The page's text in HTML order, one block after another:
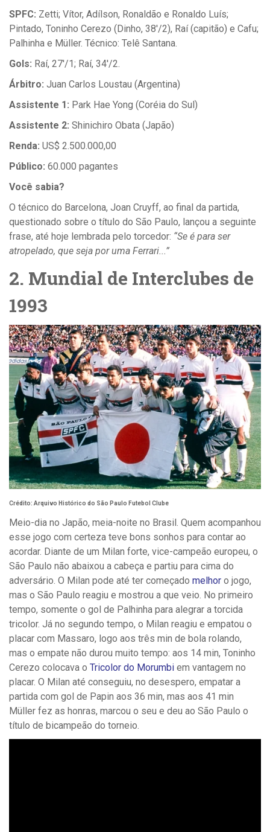
SPFC: Zetti; Vítor, Adílson, Ronaldão e Ronaldo Luís;
Pintado, Toninho Cerezo (Dinho, 38'/2), Raí (capitão) e Cafu;
Palhinha e Müller. Técnico: Telê Santana.
Gols: Raí, 27'/1; Raí, 34'/2.
Árbitro: Juan Carlos Loustau (Argentina)
Assistente 1: Park Hae Yong (Coréia do Sul)
Assistente 2: Shinichiro Obata (Japão)
Renda: US$ 2.500.000,00
Público: 60.000 pagantes
Você sabia?
O técnico do Barcelona, Joan Cruyff, ao final da partida,
questionado sobre o título do São Paulo, lançou a seguinte
frase, até hoje lembrada pelo torcedor: “Se é para ser
atropelado, que seja por uma Ferrari...”
2. Mundial de Interclubes de
1993
Crédito: Arquivo Histórico do São Paulo Futebol Clube
Meio-dia no Japão, meia-noite no Brasil. Quem acompanhou
esse jogo com certeza teve bons sonhos para contar ao
acordar. Diante de um Milan forte, vice-campeão europeu, o
São Paulo não abaixou a cabeça e partiu para cima do
adversário. O Milan pode até ter começado melhor o jogo,
mas o São Paulo reagiu e mostrou a que veio. No primeiro
tempo, somente o gol de Palhinha para alegrar a torcida
tricolor. Já no segundo tempo, o Milan reagiu e empatou o
placar com Massaro, logo aos três min de bola rolando,
mas o empate não durou muito tempo: aos 14 min, Toninho
Cerezo colocava o Tricolor do Morumbi em vantagem no
placar. O Milan até conseguiu, no desespero, empatar a
partida com gol de Papin aos 36 min, mas aos 41 min
Müller fez as honras, marcou o seu e deu ao São Paulo o
título de bicampeão do torneio.